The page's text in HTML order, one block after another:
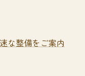
な整備をご案内